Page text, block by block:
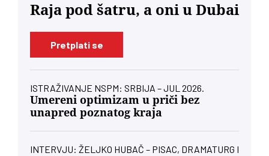
Raja pod šatru, a oni u Dubai
Pretplati se
ISTRAŽIVANJE NSPM: SRBIJA – JUL 2026.
Umereni optimizam u priči bez
unapred poznatog kraja
INTERVJU: ŽELJKO HUBAČ – PISAC, DRAMATURG I